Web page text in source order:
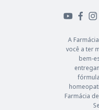
A
você a ter
bem-
Farmácia